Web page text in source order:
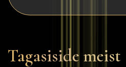
Tagasiside meist